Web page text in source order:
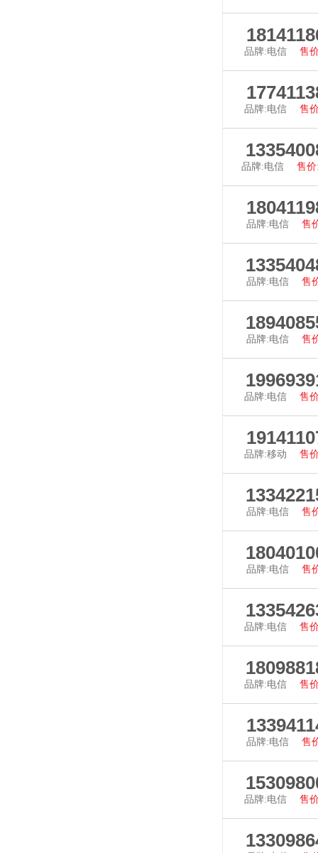
品牌:电信 售
品牌:电信 售
品牌:电信 售价
品牌:电信 售
品牌:电信 售
品牌:电信 售
品牌:电信 售
品牌:移动 售
品牌:电信 售
品牌:电信 售
品牌:电信 售
品牌:电信 售
品牌:电信 售
品牌:电信 售